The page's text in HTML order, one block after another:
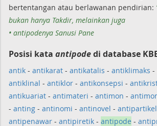
bertentangan atau berlawanan pendirian:
bukan hanya Takdir, melainkan juga
• antipodenya Sanusi Pane
Posisi kata antipodedi database
antik - antikarat - antikatalis - antiklimaks -
antiklinal - antiklor - antikonsepsi -
antikuariat - antimateri - antimon -
- anting - antinomi - antinovel - antipartikel
antipenawar - antipiretik - antipode -